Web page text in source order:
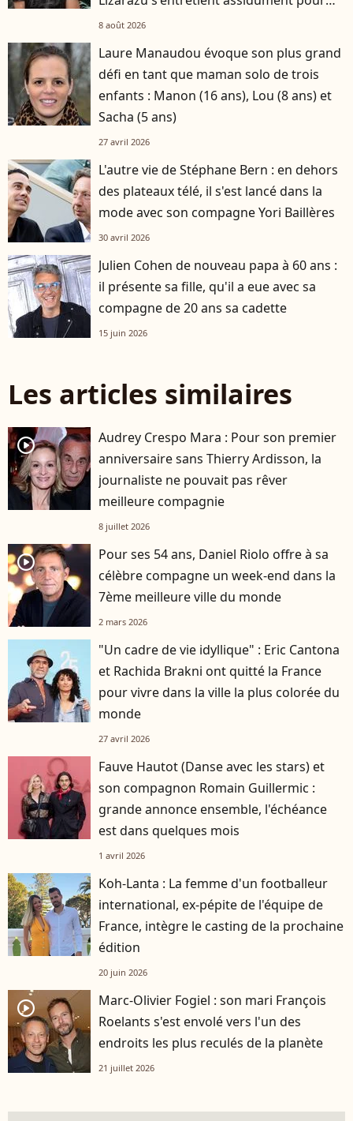
rester musclé à 56 ans ?
8 août 2026
Laure Manaudou évoque son plus grand
défi en tant que maman solo de trois
enfants : Manon (16 ans), Lou (8 ans) et
Sacha (5 ans)
27 avril 2026
L'autre vie de Stéphane Bern : en dehors
des plateaux télé, il s'est lancé dans la
mode avec son compagne Yori Baillères
30 avril 2026
Julien Cohen de nouveau papa à 60 ans :
il présente sa fille, qu'il a eue avec sa
compagne de 20 ans sa cadette
15 juin 2026
Les articles similaires
player2
Audrey Crespo Mara : Pour son premier
anniversaire sans Thierry Ardisson, la
journaliste ne pouvait pas rêver
meilleure compagnie
8 juillet 2026
player2
Pour ses 54 ans, Daniel Riolo offre à sa
célèbre compagne un week-end dans la
7ème meilleure ville du monde
2 mars 2026
"Un cadre de vie idyllique" : Eric Cantona
et Rachida Brakni ont quitté la France
pour vivre dans la ville la plus colorée du
monde
27 avril 2026
Fauve Hautot (Danse avec les stars) et
son compagnon Romain Guillermic :
grande annonce ensemble, l'échéance
est dans quelques mois
1 avril 2026
Koh-Lanta : La femme d'un footballeur
international, ex-pépite de l'équipe de
France, intègre le casting de la prochaine
édition
20 juin 2026
player2
Marc-Olivier Fogiel : son mari François
Roelants s'est envolé vers l'un des
endroits les plus reculés de la planète
21 juillet 2026